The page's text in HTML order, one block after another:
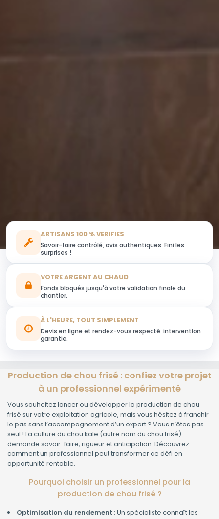
ARTISANS 100 % VERIFIES
Savoir-faire contrôlé, avis authentiques. Fini les
surprises !
VOTRE ARGENT AU CHAUD
Fonds bloqués jusqu'à votre validation finale du
chantier.
À L'HEURE, TOUT SIMPLEMENT
Devis en ligne et rendez-vous respecté. intervention
garantie.
Production de chou frisé : confiez votre projet
à un professionnel expérimenté
Vous souhaitez lancer ou développer la production de chou
frisé sur votre exploitation agricole, mais vous hésitez à franchir
le pas sans l’accompagnement d’un expert ? Vous n’êtes pas
seul ! La culture du chou kale (autre nom du chou frisé)
demande savoir-faire, rigueur et anticipation. Découvrez
comment un professionnel peut transformer ce défi en
opportunité rentable.
Pourquoi choisir un professionnel pour la
production de chou frisé ?
Optimisation du rendement :Un spécialiste connaît les